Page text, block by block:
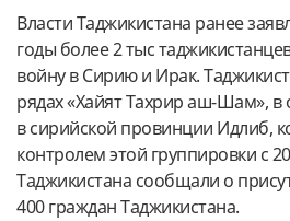
Власти Таджикистана ранее
годы более 2 тыс
войну в Сирию и Ирак.
рядах «Хайят Тахрир аш-Шам»,
в сирийской провинции Идлиб,
контролем этой группировки с
Таджикистана сообщали о
400 граждан Таджикистана.